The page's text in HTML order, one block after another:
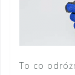
To co